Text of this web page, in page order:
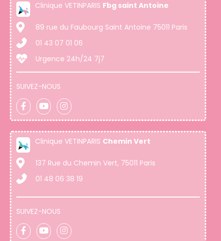
Clinique VETINPARIS Fbg saint Antoine
89 rue du Faubourg Saint Antoine 75011 Paris
01 43 07 01 06
Urgence 24h/24 7j7
SUIVEZ-NOUS
Clinique VETINPARIS Chemin Vert
137 Rue du Chemin Vert, 75011 Paris
01 48 06 38 19
SUIVEZ-NOUS